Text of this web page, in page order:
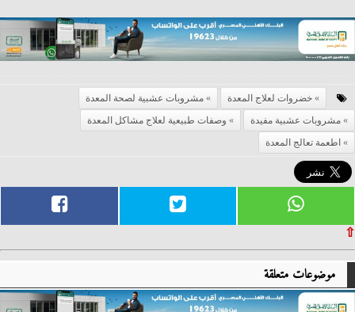
خضروات لعلاج المعدة
مشروبات عشبية لصحة المعدة
مشروبات عشبية مفيدة
وصفات طبيعية لعلاج مشاكل المعدة
اطعمة تعالج المعدة
⇧
موضوعات متعلقة